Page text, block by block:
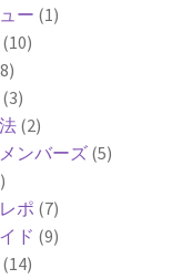
ー (1)
(10)
(3)
(2)
ンバーズ (5)
ポ (7)
ド (9)
(14)